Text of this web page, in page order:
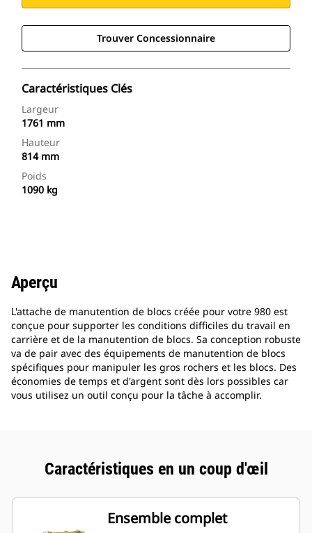
Trouver Concessionnaire
Caractéristiques Clés
Largeur
1761 mm
Hauteur
814 mm
Poids
1090 kg
Aperçu
L'attache de manutention de blocs créée pour votre 980 est
conçue pour supporter les conditions difficiles du travail en
carrière et de la manutention de blocs. Sa conception robuste
va de pair avec des équipements de manutention de blocs
spécifiques pour manipuler les gros rochers et les blocs. Des
économies de temps et d'argent sont dès lors possibles car
vous utilisez un outil conçu pour la tâche à accomplir.
Caractéristiques en un coup d'œil
Ensemble complet